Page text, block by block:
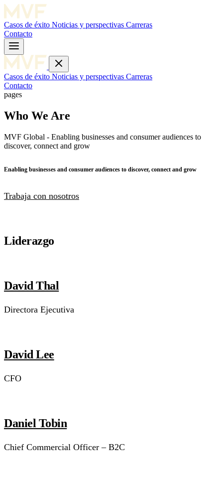
Casos de éxito Noticias y perspectivas Carreras
Contacto
Casos de éxito Noticias y perspectivas Carreras
Contacto
pages
Who We Are
MVF Global - Enabling businesses and consumer audiences to
discover, connect and grow
Enabling businesses and consumer audiences to discover, connect and grow
Trabaja con nosotros
Liderazgo
David Thal
Directora Ejecutiva
David Lee
CFO
Daniel Tobin
Chief Commercial Officer – B2C